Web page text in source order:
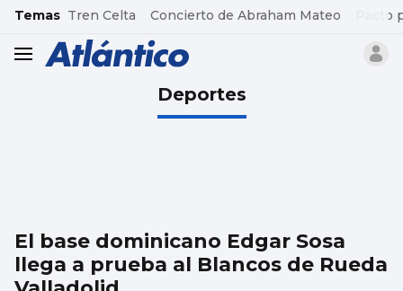
common.go-to-content
Temas Tren Celta Concierto de Abraham Mateo Pacto
header.menu.open
Deportes
El base dominicano Edgar Sosa
llega a prueba al Blancos de Rueda